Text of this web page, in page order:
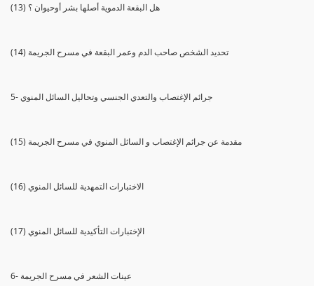
(13) هل البقعة الدموية أصلها بشر أوحيوان ؟
(14) تحديد الشخص صاحب الدم وعمر البقعة في مسرح الجريمة
5- جرائم الإغتصاب والتعدي الجنسي وتحاليل السائل المنوي
(15) مقدمة عن جرائم الإغتصاب و السائل المنوي في مسرح الجريمة
(16) الاختبارات التمهدية للسائل المنوي
(17) الإختبارات التأكيدية للسائل المنوي
6- عينات الشعر في مسرح الجريمة